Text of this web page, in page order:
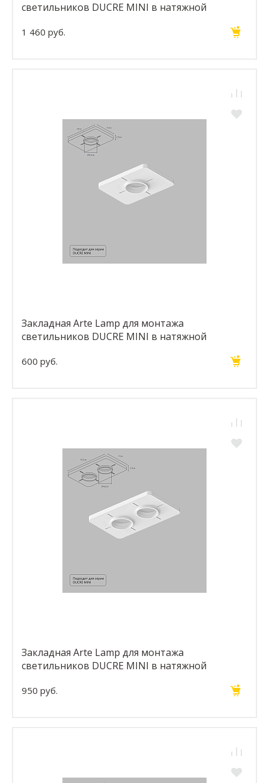
светильников DUCRE MINI в натяжной
1 460 руб.
Закладная Arte Lamp для монтажа
светильников DUCRE MINI в натяжной
600 руб.
Закладная Arte Lamp для монтажа
светильников DUCRE MINI в натяжной
950 руб.